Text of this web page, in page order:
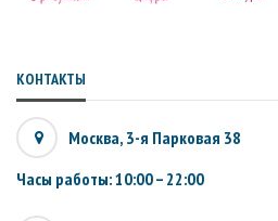
КОНТАКТЫ
Москва, 3-я Парковая 38
Часы работы: 10:00 – 22:00